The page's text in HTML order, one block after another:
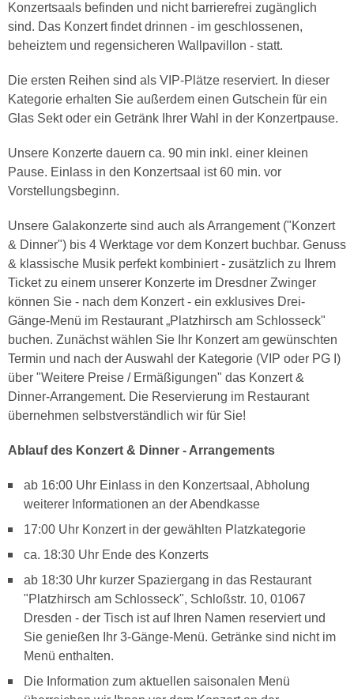
Konzertsaals befinden und nicht barrierefrei zugänglich
sind. Das Konzert findet drinnen - im geschlossenen,
beheiztem und regensicheren Wallpavillon - statt.
Die ersten Reihen sind als VIP-Plätze reserviert. In dieser
Kategorie erhalten Sie außerdem einen Gutschein für ein
Glas Sekt oder ein Getränk Ihrer Wahl in der Konzertpause.
Unsere Konzerte dauern ca. 90 min inkl. einer kleinen
Pause. Einlass in den Konzertsaal ist 60 min. vor
Vorstellungsbeginn.
Unsere Galakonzerte sind auch als Arrangement ("Konzert
& Dinner") bis 4 Werktage vor dem Konzert buchbar. Genuss
& klassische Musik perfekt kombiniert - zusätzlich zu Ihrem
Ticket zu einem unserer Konzerte im Dresdner Zwinger
können Sie - nach dem Konzert - ein exklusives Drei-
Gänge-Menü im Restaurant „Platzhirsch am Schlosseck"
buchen. Zunächst wählen Sie Ihr Konzert am gewünschten
Termin und nach der Auswahl der Kategorie (VIP oder PG I)
über "Weitere Preise / Ermäßigungen" das Konzert &
Dinner-Arrangement. Die Reservierung im Restaurant
übernehmen selbstverständlich wir für Sie!
Ablauf des Konzert & Dinner - Arrangements
ab 16:00 Uhr Einlass in den Konzertsaal, Abholung
weiterer Informationen an der Abendkasse
17:00 Uhr Konzert in der gewählten Platzkategorie
ca. 18:30 Uhr Ende des Konzerts
ab 18:30 Uhr kurzer Spaziergang in das Restaurant
"Platzhirsch am Schlosseck", Schloßstr. 10, 01067
Dresden - der Tisch ist auf Ihren Namen reserviert und
Sie genießen Ihr 3-Gänge-Menü. Getränke sind nicht im
Menü enthalten.
Die Information zum aktuellen saisonalen Menü